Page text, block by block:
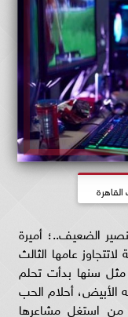
الضعيف..؛ أميرة
عامها الثالث
مثل سنها بدأت تحلم
أحلام الحب
من استغل مشاعرها